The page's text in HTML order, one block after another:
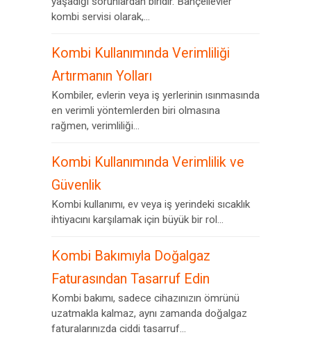
kombi servisi olarak,...
Kombi Kullanımında Verimliliği
Artırmanın Yolları
Kombiler, evlerin veya iş yerlerinin ısınmasında
en verimli yöntemlerden biri olmasına
rağmen, verimliliği...
Kombi Kullanımında Verimlilik ve
Güvenlik
Kombi kullanımı, ev veya iş yerindeki sıcaklık
ihtiyacını karşılamak için büyük bir rol...
Kombi Bakımıyla Doğalgaz
Faturasından Tasarruf Edin
Kombi bakımı, sadece cihazınızın ömrünü
uzatmakla kalmaz, aynı zamanda doğalgaz
faturalarınızda ciddi tasarruf...